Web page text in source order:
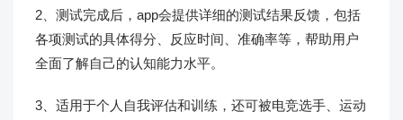
2、测试完成后，app会提供详细的测试结果反馈，包括
各项测试的具体得分、反应时间、准确率等，帮助用户
全面了解自己的认知能力水平。
3、适用于个人自我评估和训练，还可被电竞选手、运动